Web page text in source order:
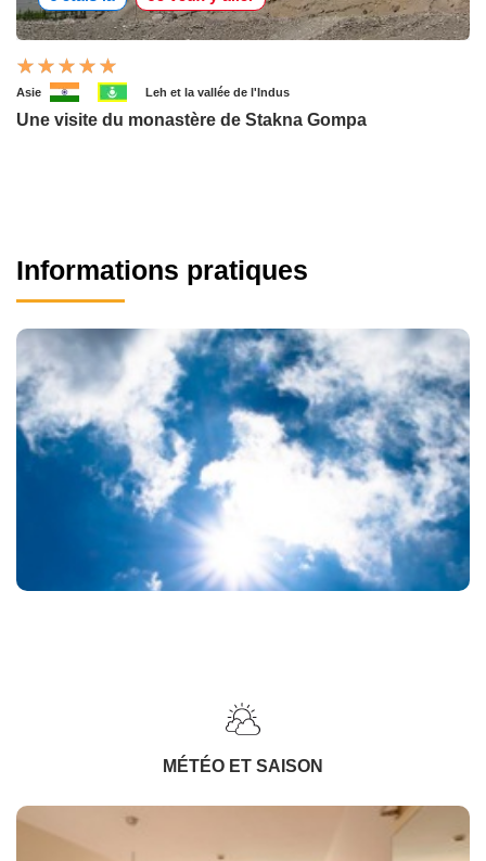
Asie Leh et la vallée de l'Indus
Une visite du monastère de Stakna Gompa
Informations pratiques
MÉTÉO ET SAISON